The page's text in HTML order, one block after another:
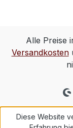
Alle Preise
Versandkosten
Diese Website